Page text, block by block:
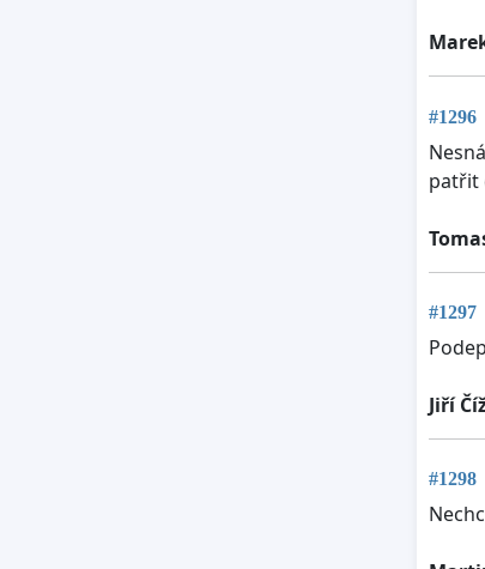
#1296
patřit
#1297
Jiří
#1298